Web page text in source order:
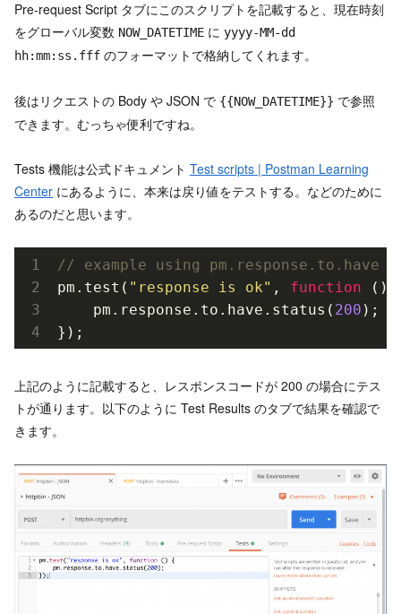
Pre-request Script タブにこのスクリプトを記載すると、現在時刻
をグローバル変数 NOW_DATETIME に yyyy-MM-dd
hh:mm:ss.fff のフォーマットで格納してくれます。
後はリクエストの Body や JSON で {{NOW_DATETIME}} で参照
できます。むっちゃ便利ですね。
Tests 機能は公式ドキュメント Test scripts | Postman Learning
Center にあるように、本来は戻り値をテストする。などのために
あるのだと思います。
// example using pm.response.to.have
pm.test( "response is ok" , function ()
    pm.response.to.have.status(
200 );
上記のように記載すると、レスポンスコードが 200 の場合にテス
トが通ります。以下のように Test Results のタブで結果を確認で
きます。